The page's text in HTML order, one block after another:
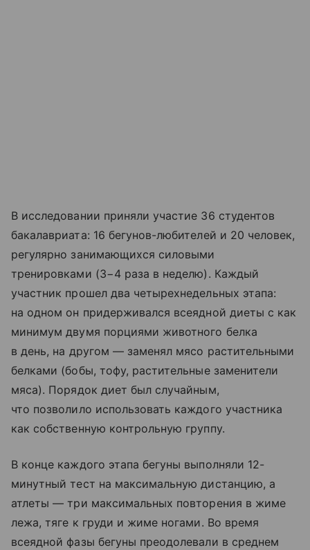
В исследовании приняли участие 36 студентов
бакалавриата: 16 бегунов-любителей и 20 человек,
регулярно занимающихся силовыми
тренировками (3−4 раза в неделю). Каждый
участник прошел два четырехнедельных этапа:
на одном он придерживался всеядной диеты с как
минимум двумя порциями животного белка
в день, на другом — заменял мясо растительными
белками (бобы, тофу, растительные заменители
мяса). Порядок диет был случайным,
что позволило использовать каждого участника
как собственную контрольную группу.
В конце каждого этапа бегуны выполняли 12-
минутный тест на максимальную дистанцию, а
атлеты — три максимальных повторения в жиме
лежа, тяге к груди и жиме ногами. Во время
всеядной фазы бегуны преодолевали в среднем